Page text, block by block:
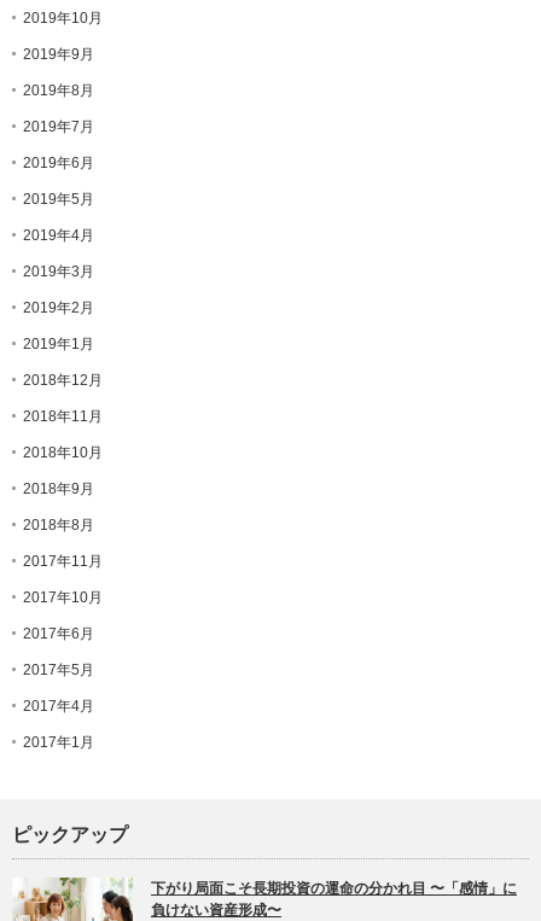
2019年10月
2019年9月
2019年8月
2019年7月
2019年6月
2019年5月
2019年4月
2019年3月
2019年2月
2019年1月
2018年12月
2018年11月
2018年10月
2018年9月
2018年8月
2017年11月
2017年10月
2017年6月
2017年5月
2017年4月
2017年1月
ピックアップ
下がり局面こそ長期投資の運命の分かれ目 〜「感情」に
負けない資産形成〜